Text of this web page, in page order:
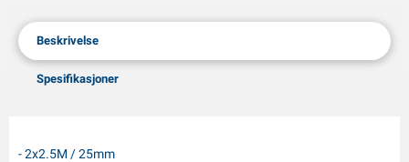
Beskrivelse
Spesifikasjoner
- 2x2.5M / 25mm